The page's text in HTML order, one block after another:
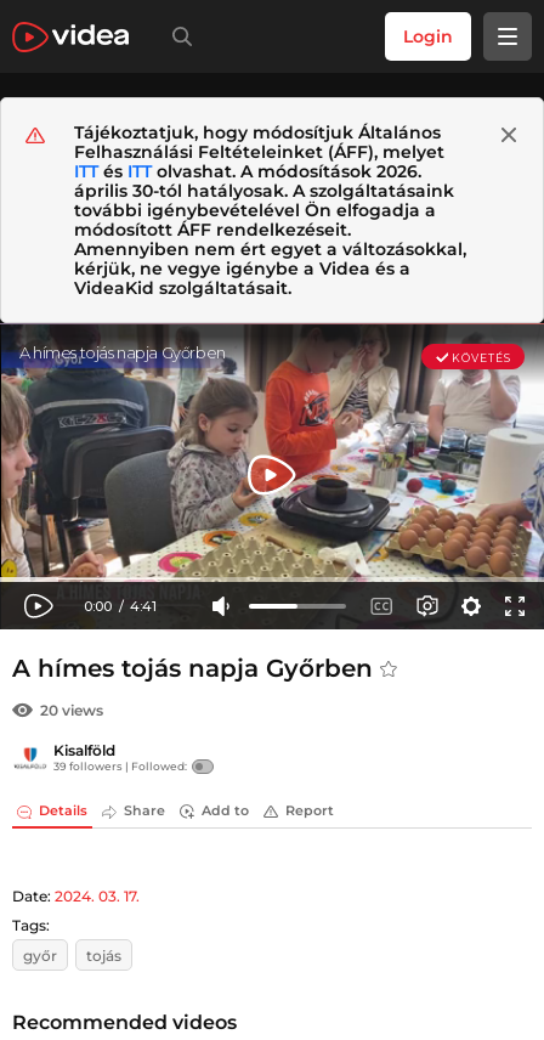
Login
Tájékoztatjuk, hogy módosítjuk Általános
Felhasználási Feltételeinket (ÁFF), melyet
ITTés ITTolvashat. A módosítások 2026.
április 30-tól hatályosak. A szolgáltatásaink
további igénybevételével Ön elfogadja a
módosított ÁFF rendelkezéseit.
Amennyiben nem ért egyet a változásokkal,
kérjük, ne vegye igénybe a Videa és a
VideaKid szolgáltatásait.
A hímes tojás napja Győrben
20 views
Kisalföld
39 followers | Followed:
Details Share Add to Report
Date: 2024. 03. 17.
Tags:
győr
tojás
Recommended videos